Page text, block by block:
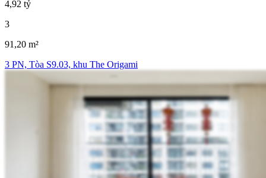
4,92 tỷ
3
91,20 m²
3 PN, Tòa S9.03, khu The Origami